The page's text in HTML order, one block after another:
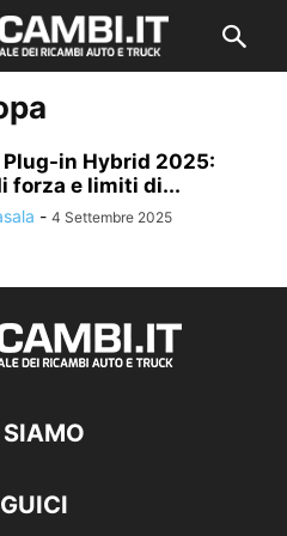
Plug-in Hybrid 2025:
forza e limiti di...
- 4 Settembre 2025